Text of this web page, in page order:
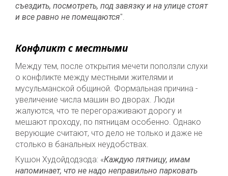
съездить, посмотреть, под завязку и на улице стоят
и все равно не помещаются".
Конфликт с местными
Между тем, после открытия мечети поползли слухи
о конфликте между местными жителями и
мусульманской общиной. Формальная причина -
увеличение числа машин во дворах. Люди
жалуются, что те перегораживают дорогу и
мешают проходу, по пятницам особенно. Однако
верующие считают, что дело не только и даже не
столько в банальных неудобствах.
Кушон Худойдодзода: «Каждую пятницу, имам
напоминает, что не надо неправильно парковать